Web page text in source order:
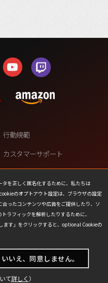
を正しく匿名化するために、私たちは
のオプトアウト設定は、ブラウザの設定
ったコンテンツや広告をご提供したり、ソ
ラフィックを解析したりするために、
す」をクリックすると、optional Cookieの
いいえ、同意しません。
て詳しく ）
行動規範
カスタマーサポート
個人情報の販売や共有を許可し
ない
プレスリリース
お問い合わせ